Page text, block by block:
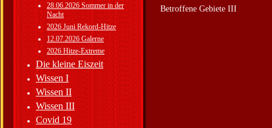
28.06.2026 Sommer in der
Nacht
2026 Juni Rekord-Hitze
12.07.2026 Galerne
2026 Hitze-Extreme
Die kleine Eiszeit
Wissen I
Wissen II
Wissen III
Covid 19
Betroffene Gebiete III